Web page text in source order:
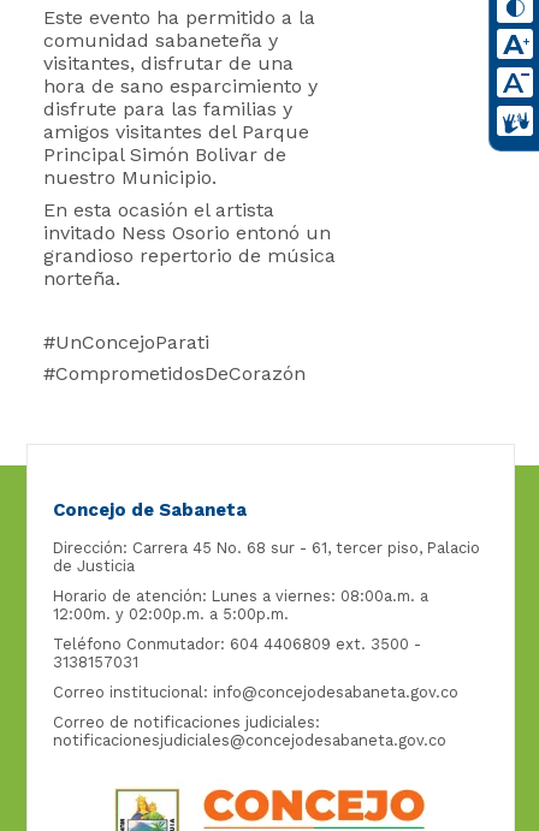
Este evento ha permitido a la
comunidad sabaneteña y
visitantes, disfrutar de una
hora de sano esparcimiento y
disfrute para las familias y
amigos visitantes del Parque
Principal Simón Bolivar de
nuestro Municipio.
En esta ocasión el artista
invitado Ness Osorio entonó un
grandioso repertorio de música
norteña.
#UnConcejoParati
#ComprometidosDeCorazón
Concejo de Sabaneta
Dirección: Carrera 45 No. 68 sur - 61, tercer piso, Palacio
de Justicia
Horario de atención: Lunes a viernes: 08:00a.m. a
12:00m. y 02:00p.m. a 5:00p.m.
Teléfono Conmutador: 604 4406809 ext. 3500 -
3138157031
Correo institucional: info@concejodesabaneta.gov.co
Correo de notificaciones judiciales:
notificacionesjudiciales@concejodesabaneta.gov.co